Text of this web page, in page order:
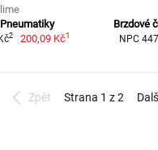
2 200,09 Kč1
Brzdové
NPC
Zpět Strana 1 z 2